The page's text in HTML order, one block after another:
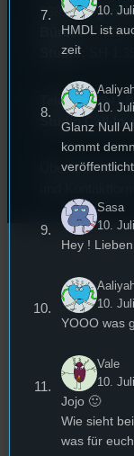
93053
Büro:PT
Studio:
Telefon:0941
Studio Call-In
Überblick über
10.
HMDL ist
zeit
10.
Glanz Null
kommt
Sasa
10.
Hey !
10.
YOOO was
Vale
10.
Jojo 🙂
Wie sieht
was für